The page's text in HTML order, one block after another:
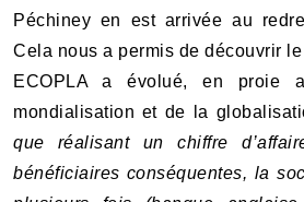
Péchiney en est arrivée au
Cela nous a permis de découvrir
ECOPLA a évolué, en proie
mondialisation et de la
que réalisant un chiffre
bénéficiaires conséquentes, la